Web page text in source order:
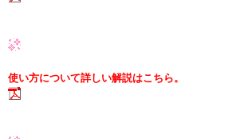
使い方について詳しい解説はこちら。